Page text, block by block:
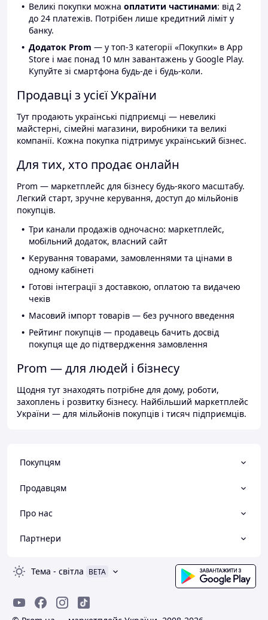
Великі покупки можна оплатити частинами: від 2
до 24 платежів. Потрібен лише кредитний ліміт у
банку.
Додаток Prom — у топ-3 категорії «Покупки» в App
Store і має понад 10 млн завантажень у Google Play.
Купуйте зі смартфона будь-де і будь-коли.
Продавці з усієї України
Тут продають українські підприємці — невеликі
майстерні, сімейні магазини, виробники та великі
компанії. Кожна покупка підтримує український бізнес.
Для тих, хто продає онлайн
Prom — маркетплейс для бізнесу будь-якого масштабу.
Легкий старт, зручне керування, доступ до мільйонів
покупців.
Три канали продажів одночасно: маркетплейс,
мобільний додаток, власний сайт
Керування товарами, замовленнями та цінами в
одному кабінеті
Готові інтеграції з доставкою, оплатою та видачею
чеків
Масовий імпорт товарів — без ручного введення
Рейтинг покупців — продавець бачить досвід
покупця ще до підтвердження замовлення
Prom — для людей і бізнесу
Щодня тут знаходять потрібне для дому, роботи,
захоплень і розвитку бізнесу. Найбільший маркетплейс
України — для мільйонів покупців і тисяч підприємців.
Покупцям
Продавцям
Про нас
Партнери
Тема - світла BETA